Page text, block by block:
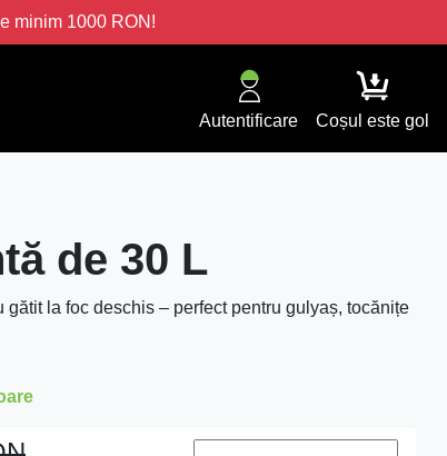
minim 1000 RON!
Autentificare
Coșul este gol
de 30 L
la foc deschis – perfect pentru gulyaș, tocănițe